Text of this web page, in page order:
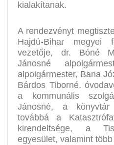
kialakítanak.
A rendezvényt
Hajdú-Bihar megyei
vezetője, dr. Bóné
Jánosné
alpolgármester, Bana
Bárdos Tiborné,
a kommunális
Jánosné, a könyvtár
továbbá a
kirendeltsége, a
egyesület, valamint